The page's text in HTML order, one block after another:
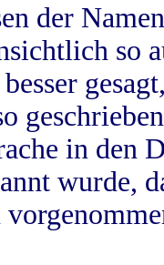
der
so
in
wurde,